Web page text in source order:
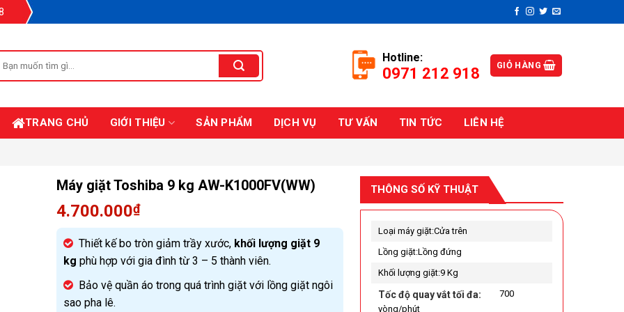
kiếm:
Hotline:
0971 212 918 GIỎ HÀNG
TRANG CHỦ GIỚI THIỆU SẢN PHẨM DỊCH VỤ TƯ VẤN TIN TỨC LIÊN HỆ
THÔNG SỐ KỸ THUẬT
Loại máy giặt:Cửa trên
Lồng giặt:Lồng đứng
Khối lượng giặt:9 Kg
Tốc độ quay vắt tối đa:
700
vòng/phút
Máy giặt Toshiba 9 kg AW-K1000FV(WW)
4.700.000₫
Thiết kế bo tròn giảm trầy xước, khối lượng giặt 9
kg phù hợp với gia đình từ 3 – 5 thành viên.
Bảo vệ quần áo trong quá trình giặt với lồng giặt ngôi
sao pha lê.